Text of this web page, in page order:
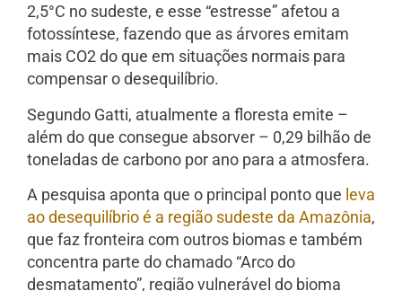
2,5°C no sudeste, e esse “estresse” afetou a
fotossíntese, fazendo que as árvores emitam
mais CO2 do que em situações normais para
compensar o desequilíbrio.
Segundo Gatti, atualmente a floresta emite –
além do que consegue absorver – 0,29 bilhão de
toneladas de carbono por ano para a atmosfera.
A pesquisa aponta que o principal ponto que leva
ao desequilíbrio é a região sudeste da Amazônia,
que faz fronteira com outros biomas e também
concentra parte do chamado “Arco do
desmatamento”, região vulnerável do bioma